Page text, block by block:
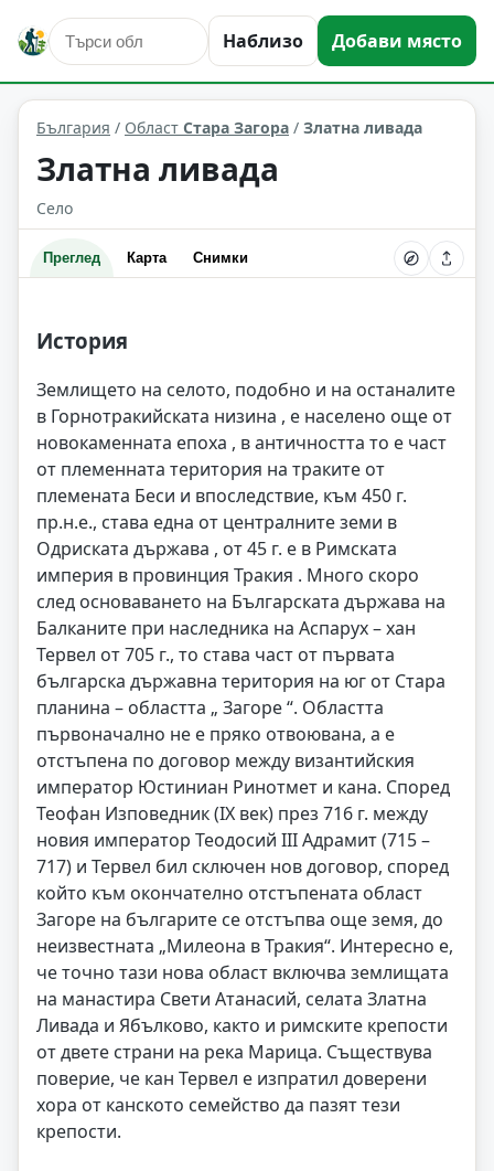
Наблизо Добави място
Златна ливада Област: Стара Загора
България / Област Стара Загора / Златна ливада
Златна ливада
Село
Преглед Карта Снимки
История
Землището на селото, подобно и на останалите
в Горнотракийската низина , е населено още от
новокаменната епоха , в античността то е част
от племенната територия на траките от
племената Беси и впоследствие, към 450 г.
пр.н.е., става една от централните земи в
Одриската държава , от 45 г. е в Римската
империя в провинция Тракия . Много скоро
след основаването на Българската държава на
Балканите при наследника на Аспарух – хан
Тервел от 705 г., то става част от първата
българска държавна територия на юг от Стара
планина – областта „ Загоре “. Областта
първоначално не е пряко отвоювана, а е
отстъпена по договор между византийския
император Юстиниан Ринотмет и кана. Според
Теофан Изповедник (IX век) през 716 г. между
новия император Теодосий III Адрамит (715 –
717) и Тервел бил сключен нов договор, според
който към окончателно отстъпената област
Загоре на българите се отстъпва още земя, до
неизвестната „Милеона в Тракия“. Интересно е,
че точно тази нова област включва землищата
на манастира Свети Атанасий, селата Златна
Ливада и Ябълково, както и римските крепости
от двете страни на река Марица. Съществува
поверие, че кан Тервел е изпратил доверени
хора от канското семейство да пазят тези
крепости.